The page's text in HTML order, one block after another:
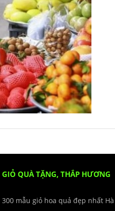
GIỎ QUÀ TẶNG, THẮP HƯƠNG
300 mẫu giỏ hoa quả đẹp nhất